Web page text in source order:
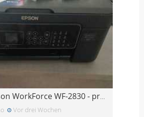
Regalo Epson WorkForce WF-2830 - problema alle tes
Vor drei Wochen